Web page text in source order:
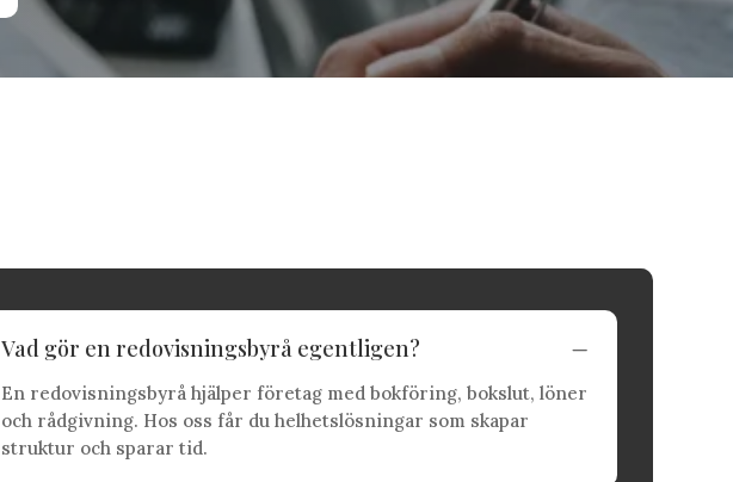
Vad gör en redovisningsbyrå egentligen? K
En redovisningsbyrå hjälper företag med bokföring, bokslut, löner
och rådgivning. Hos oss får du helhetslösningar som skapar
struktur och sparar tid.